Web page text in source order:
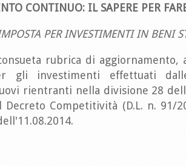
CONTINUO: IL SAPERE PER
PER INVESTIMENTI IN BENI
rubrica di aggiornamento,
gli investimenti effettuati
rientranti nella divisione 28
Competitività (D.L. n. 91/